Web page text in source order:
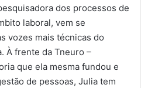
dos processos de
laboral, vem se
vozes mais técnicas do
À frente da Tneuro –
que ela mesma fundou e
de pessoas, Julia tem